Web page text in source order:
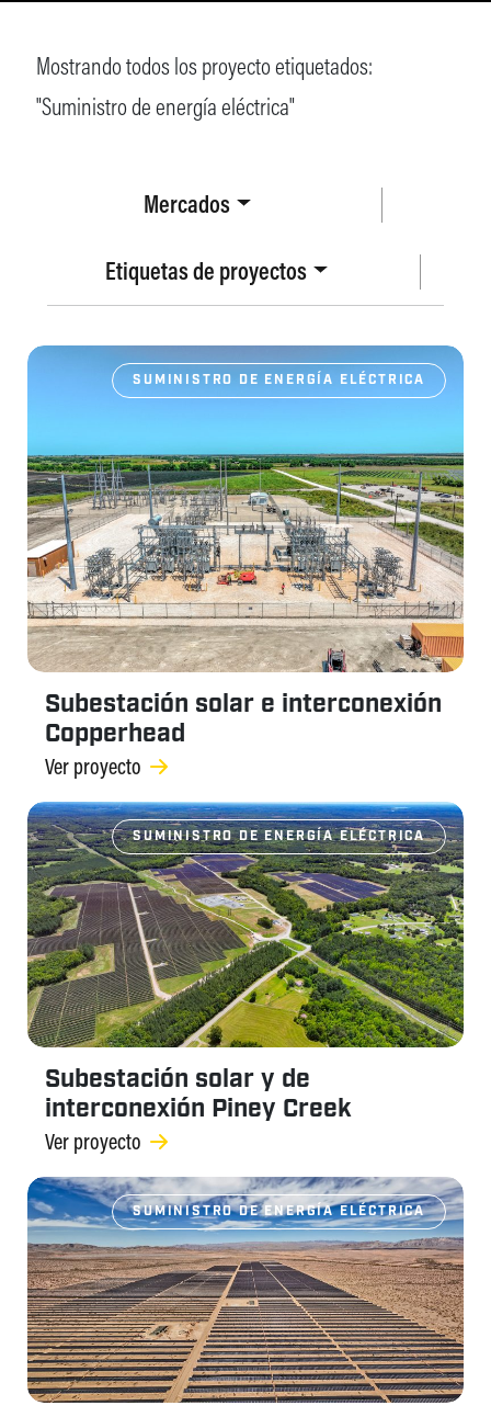
Mercados
Etiquetas de proyectos
Mostrando todos los proyecto etiquetados:
"Suministro de energía eléctrica"
SUMINISTRO DE ENERGÍA ELÉCTRICA
Subestación solar e interconexión
Copperhead
Ver proyecto
SUMINISTRO DE ENERGÍA ELÉCTRICA
Subestación solar y de
interconexión Piney Creek
Ver proyecto
SUMINISTRO DE ENERGÍA ELÉCTRICA